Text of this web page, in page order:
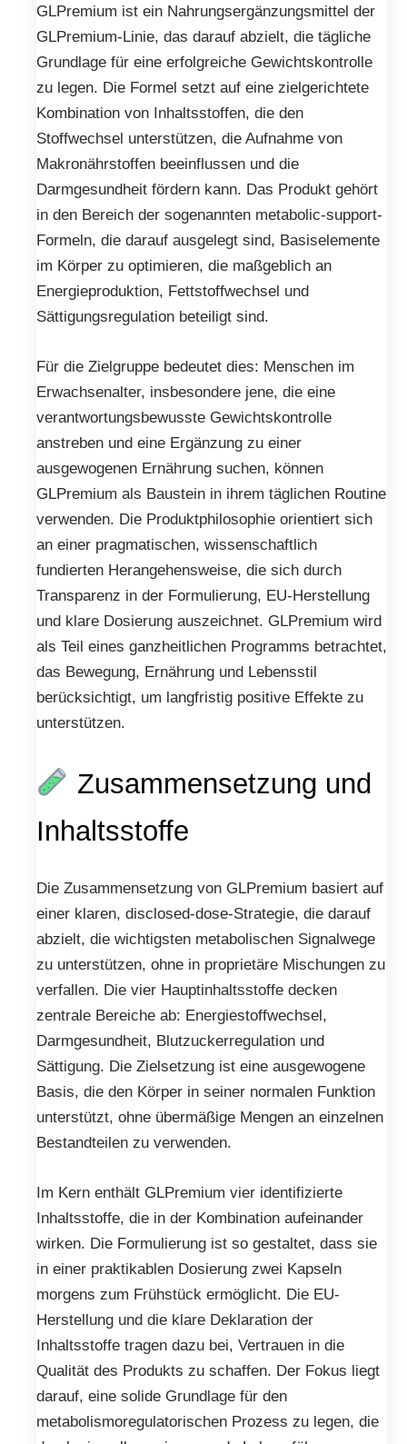
GLPremium ist ein Nahrungsergänzungsmittel der
GLPremium-Linie, das darauf abzielt, die tägliche
Grundlage für eine erfolgreiche Gewichtskontrolle
zu legen. Die Formel setzt auf eine zielgerichtete
Kombination von Inhaltsstoffen, die den
Stoffwechsel unterstützen, die Aufnahme von
Makronährstoffen beeinflussen und die
Darmgesundheit fördern kann. Das Produkt gehört
in den Bereich der sogenannten metabolic-support-
Formeln, die darauf ausgelegt sind, Basiselemente
im Körper zu optimieren, die maßgeblich an
Energieproduktion, Fettstoffwechsel und
Sättigungsregulation beteiligt sind.
Für die Zielgruppe bedeutet dies: Menschen im
Erwachsenalter, insbesondere jene, die eine
verantwortungsbewusste Gewichtskontrolle
anstreben und eine Ergänzung zu einer
ausgewogenen Ernährung suchen, können
GLPremium als Baustein in ihrem täglichen Routine
verwenden. Die Produktphilosophie orientiert sich
an einer pragmatischen, wissenschaftlich
fundierten Herangehensweise, die sich durch
Transparenz in der Formulierung, EU-Herstellung
und klare Dosierung auszeichnet. GLPremium wird
als Teil eines ganzheitlichen Programms betrachtet,
das Bewegung, Ernährung und Lebensstil
berücksichtigt, um langfristig positive Effekte zu
unterstützen.
Zusammensetzung und
Inhaltsstoffe
Die Zusammensetzung von GLPremium basiert auf
einer klaren, disclosed-dose-Strategie, die darauf
abzielt, die wichtigsten metabolischen Signalwege
zu unterstützen, ohne in proprietäre Mischungen zu
verfallen. Die vier Hauptinhaltsstoffe decken
zentrale Bereiche ab: Energiestoffwechsel,
Darmgesundheit, Blutzuckerregulation und
Sättigung. Die Zielsetzung ist eine ausgewogene
Basis, die den Körper in seiner normalen Funktion
unterstützt, ohne übermäßige Mengen an einzelnen
Bestandteilen zu verwenden.
Im Kern enthält GLPremium vier identifizierte
Inhaltsstoffe, die in der Kombination aufeinander
wirken. Die Formulierung ist so gestaltet, dass sie
in einer praktikablen Dosierung zwei Kapseln
morgens zum Frühstück ermöglicht. Die EU-
Herstellung und die klare Deklaration der
Inhaltsstoffe tragen dazu bei, Vertrauen in die
Qualität des Produkts zu schaffen. Der Fokus liegt
darauf, eine solide Grundlage für den
metabolismoregulatorischen Prozess zu legen, die